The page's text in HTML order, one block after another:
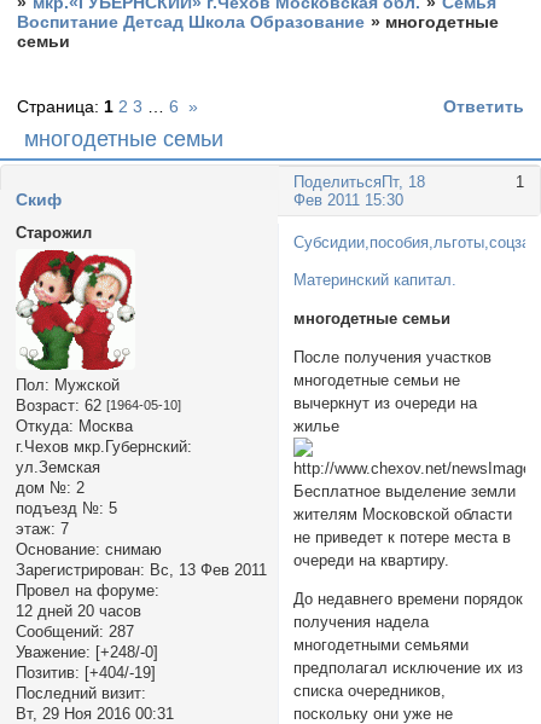
Воспитание Детсад Школа Образование » многодетные
семьи
многодетные семьи
Страница: 1 2 3 6 » Ответить
Поделиться 1
Пт, 18
Фев 2011 15:30
Cкиф
Старожил
Пол: Мужской
Возраст: 62 [1964-05-10]
Откуда: Москва
г.Чехов мкр.Губернский:
ул.Земская
дом №: 2
подъезд №: 5
этаж: 7
Основание: снимаю
Зарегистрирован: Вс, 13 Фев 2011
Провел на форуме:
12 дней 20 часов
Сообщений: 287
Уважение: [+248/-0]
Позитив: [+404/-19]
Последний визит:
Вт, 29 Ноя 2016 00:31
Материнский капитал.
многодетные семьи
После получения участков
многодетные семьи не
вычеркнут из очереди на
жилье
Бесплатное выделение земли
жителям Московской области
не приведет к потере места в
очереди на квартиру.
До недавнего времени порядок
получения надела
многодетными семьями
предполагал исключение их из
списка очередников,
поскольку они уже не